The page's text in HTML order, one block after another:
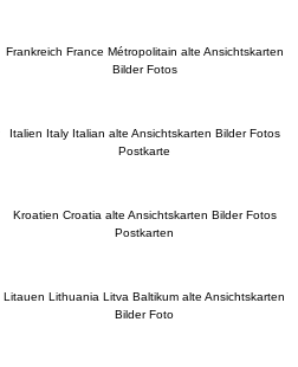
Frankreich France Métropolitain alte Ansichtskarten
Bilder Fotos
Italien Italy Italian alte Ansichtskarten Bilder Fotos
Postkarte
Kroatien Croatia alte Ansichtskarten Bilder Fotos
Postkarten
Litauen Lithuania Litva Baltikum alte Ansichtskarten
Bilder Foto